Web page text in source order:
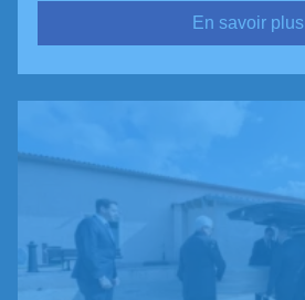
En savoir plus